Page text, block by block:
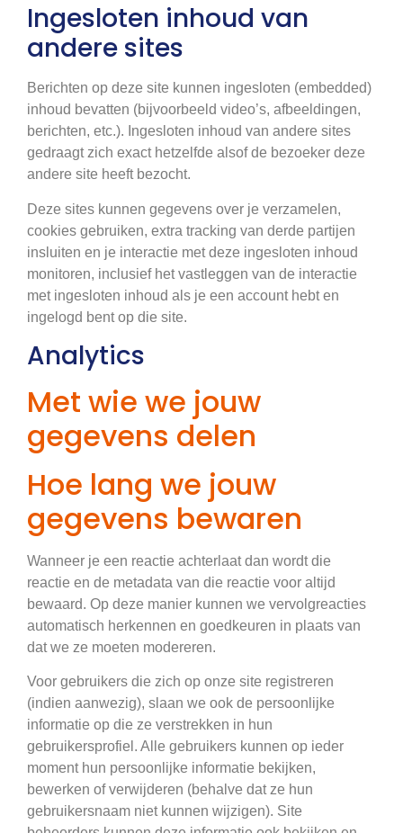
Ingesloten inhoud van
andere sites
Berichten op deze site kunnen ingesloten (embedded)
inhoud bevatten (bijvoorbeeld video’s, afbeeldingen,
berichten, etc.). Ingesloten inhoud van andere sites
gedraagt zich exact hetzelfde alsof de bezoeker deze
andere site heeft bezocht.
Deze sites kunnen gegevens over je verzamelen,
cookies gebruiken, extra tracking van derde partijen
insluiten en je interactie met deze ingesloten inhoud
monitoren, inclusief het vastleggen van de interactie
met ingesloten inhoud als je een account hebt en
ingelogd bent op die site.
Analytics
Met wie we jouw
gegevens delen
Hoe lang we jouw
gegevens bewaren
Wanneer je een reactie achterlaat dan wordt die
reactie en de metadata van die reactie voor altijd
bewaard. Op deze manier kunnen we vervolgreacties
automatisch herkennen en goedkeuren in plaats van
dat we ze moeten modereren.
Voor gebruikers die zich op onze site registreren
(indien aanwezig), slaan we ook de persoonlijke
informatie op die ze verstrekken in hun
gebruikersprofiel. Alle gebruikers kunnen op ieder
moment hun persoonlijke informatie bekijken,
bewerken of verwijderen (behalve dat ze hun
gebruikersnaam niet kunnen wijzigen). Site